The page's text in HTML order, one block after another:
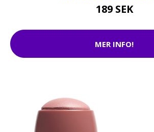
189 SEK
MER INFO!